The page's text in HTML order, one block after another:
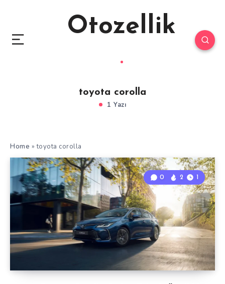
Otozellik
toyota corolla
1 Yazı
Home »toyota corolla
0 2 1